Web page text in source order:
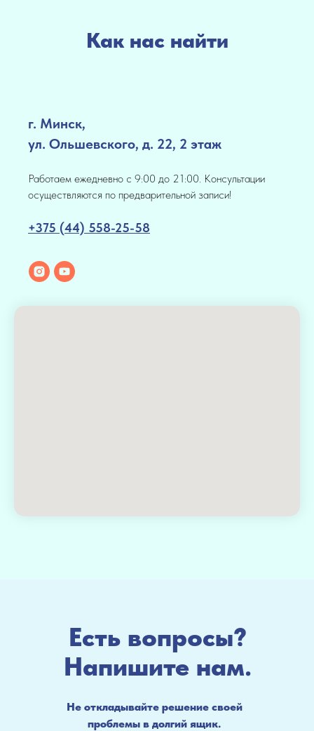
Как нас найти
г. Минск,
ул. Ольшевского, д. 22, 2 этаж
Работаем ежедневно с 9:00 до 21:00. Консультации
осуществляются по предварительной записи!
+375 (44) 558-25-58
Есть вопросы?
Напишите нам.
Не откладывайте решение своей
проблемы в долгий ящик.